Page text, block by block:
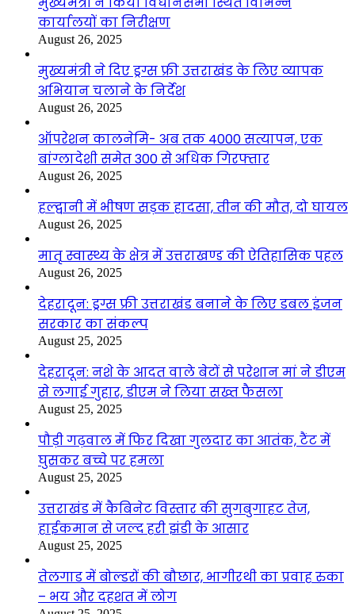
कार्यालयों का निरीक्षण
August 26, 2025
मुख्यमंत्री ने दिए ड्रग्स फ्री उत्तराखंड के लिए व्यापक
अभियान चलाने के निर्देश
August 26, 2025
ऑपरेशन कालनेमि- अब तक 4000 सत्यापन, एक
बांग्लादेशी समेत 300 से अधिक गिरफ्तार
August 26, 2025
हल्द्वानी में भीषण सड़क हादसा, तीन की मौत, दो घायल
August 26, 2025
मातृ स्वास्थ्य के क्षेत्र में उत्तराखण्ड की ऐतिहासिक पहल
August 26, 2025
देहरादून: ड्रग्स फ्री उत्तराखंड बनाने के लिए डबल इंजन
सरकार का संकल्प
August 25, 2025
देहरादून: नशे के आदत वाले बेटों से परेशान मां ने डीएम
से लगाई गुहार, डीएम ने लिया सख्त फैसला
August 25, 2025
पौड़ी गढ़वाल में फिर दिखा गुलदार का आतंक, टैंट में
घुसकर बच्चे पर हमला
August 25, 2025
उत्तराखंड में कैबिनेट विस्तार की सुगबुगाहट तेज,
हाईकमान से जल्द हरी झंडी के आसार
August 25, 2025
तेलगाड में बोल्डरों की बौछार, भागीरथी का प्रवाह रुका
– भय और दहशत में लोग